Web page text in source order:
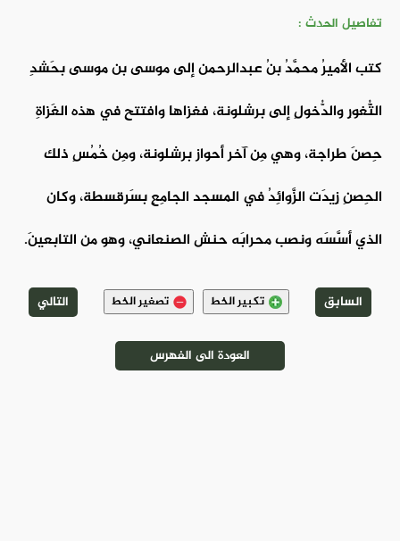
تفاصيل الحدث :
كتب الأميرُ محمَّدُ بنُ عبدالرحمن إلى موسى بن موسى بحَشدِ
الثُّغورِ والدُّخولِ إلى برشلونة، فغزاها وافتتح في هذه الغَزاةِ
حِصنَ طراجة، وهي مِن آخر أحواز برشلونة، ومِن خُمُسِ ذلك
الحِصنِ زِيدَت الزَّوائِدُ في المسجد الجامِعِ بسَرقسطة، وكان
الذي أسَّسَه ونصب محرابَه حنش الصنعاني، وهو من التابعينَ.
السابق تكبير الخط تصغير الخط التالي
العودة الى الفهرس